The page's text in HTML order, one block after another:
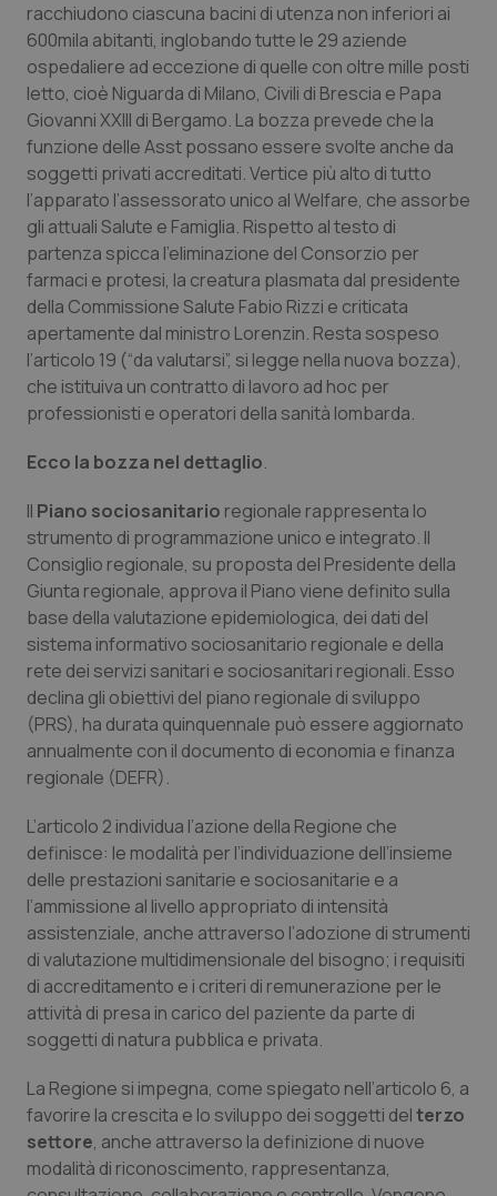
Sicilia
Toscana
Umbria
Valle D’Aosta
Veneto
Neuroscienze & patologie neurodegenerative
Obesità
Oftalmologia
Oncodermatologia
Oncoematologia
Oncologia & Nutrizione
Psoriasi & pelle
Quotidiano Oncologia
Quotidiano Pediatria
Rene & patologie urogenitali
Salute orale & impianti
Sangue & coagulazione
Tiroide
Tumore al seno
Tumore ovarico
Tumori del Polmone & Testa Collo
Ulcera & Reflusso
Vaccini
racchiudono ciascuna bacini di utenza non inferiori ai
600mila abitanti, inglobando tutte le 29 aziende
ospedaliere ad eccezione di quelle con oltre mille posti
letto, cioè Niguarda di Milano, Civili di Brescia e Papa
Giovanni XXIII di Bergamo. La bozza prevede che la
funzione delle Asst possano essere svolte anche da
soggetti privati accreditati. Vertice più alto di tutto
l’apparato l’assessorato unico al Welfare, che assorbe
gli attuali Salute e Famiglia. Rispetto al testo di
partenza spicca l’eliminazione del Consorzio per
farmaci e protesi, la creatura plasmata dal presidente
della Commissione Salute Fabio Rizzi e criticata
apertamente dal ministro Lorenzin. Resta sospeso
l’articolo 19 (“da valutarsi”, si legge nella nuova bozza),
che istituiva un contratto di lavoro ad hoc per
professionisti e operatori della sanità lombarda.
Ecco la bozza nel dettaglio.
Il Piano sociosanitario regionale rappresenta lo
strumento di programmazione unico e integrato. Il
Consiglio regionale, su proposta del Presidente della
Giunta regionale, approva il Piano viene definito sulla
base della valutazione epidemiologica, dei dati del
sistema informativo sociosanitario regionale e della
rete dei servizi sanitari e sociosanitari regionali. Esso
declina gli obiettivi del piano regionale di sviluppo
(PRS), ha durata quinquennale può essere aggiornato
annualmente con il documento di economia e finanza
regionale (DEFR).
L’articolo 2 individua l’azione della Regione che
definisce: le modalità per l’individuazione dell’insieme
delle prestazioni sanitarie e sociosanitarie e a
l’ammissione al livello appropriato di intensità
assistenziale, anche attraverso l’adozione di strumenti
di valutazione multidimensionale del bisogno; i requisiti
di accreditamento e i criteri di remunerazione per le
attività di presa in carico del paziente da parte di
soggetti di natura pubblica e privata.
La Regione si impegna, come spiegato nell’articolo 6, a
favorire la crescita e lo sviluppo dei soggetti delterzo
settore, anche attraverso la definizione di nuove
modalità di riconoscimento, rappresentanza,